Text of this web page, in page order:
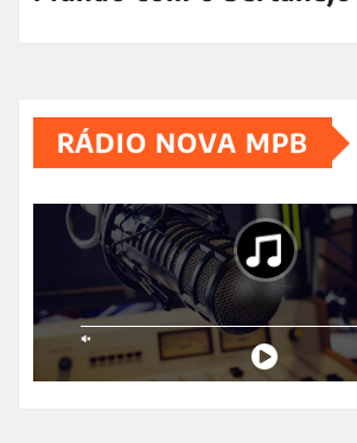
RÁDIO NOVA MPB